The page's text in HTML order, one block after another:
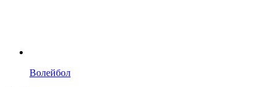
Волейбол